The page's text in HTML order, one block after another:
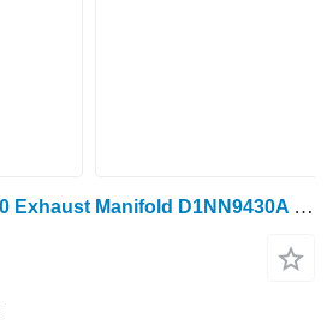
Ford 7000, 7100, 7200 Exhaust Manifold D1NN9430A kolektor za traktora na kotačima